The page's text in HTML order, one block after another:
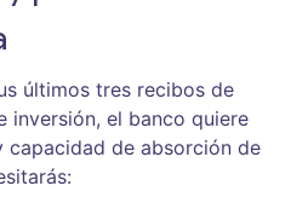
últimos tres recibos de
inversión, el banco quiere
de absorción de